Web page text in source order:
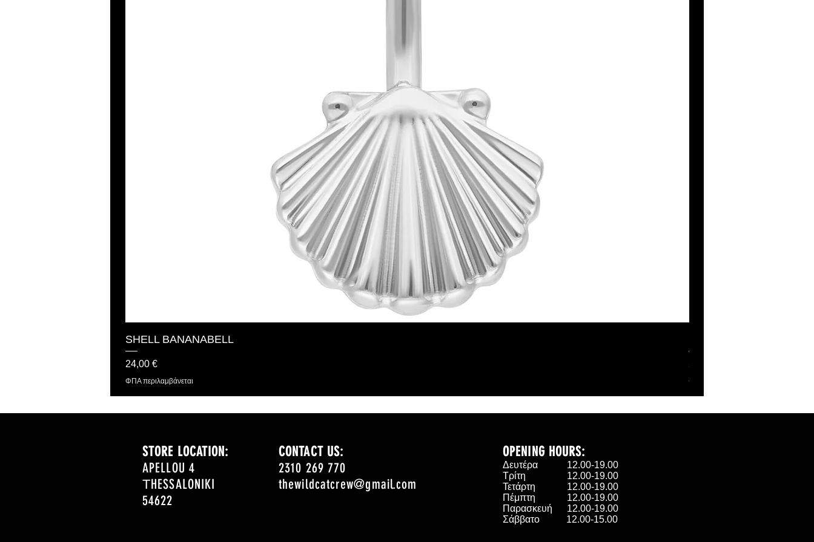
SHELL BANANABELL
Τιμή
24,00 €
ΦΠΑ περιλαμβάνεται ΦΠΑ περιλαμβάνεται
STORE LOCATION:
APELLOU 4
ΤHESSALONIKI
54622
CONTACT US:
2310 269 770
thewildcatcrew@gmail.com
OPENING HOURS:
Δευτέρα 12.00-19.00
Τρίτη 12.00-19.00
Τετάρτη 12.00-19.00
Πέμπτη 12.00-19.00
Παρασκευή 12.00-19.00
Σάββατο 12.00-15.00